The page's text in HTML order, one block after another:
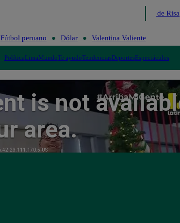
Me Caigo de Risa
Fútbol peruano Dólar Valentina Valiente
PolíticaLimaMundoTe ayudoTendenciasDeportesEspectáculos